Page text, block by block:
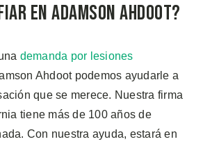
en Adamson Ahdoot?
demanda por lesiones
Ahdoot podemos ayudarle a
que se merece. Nuestra firma
tiene más de 100 años de
Con nuestra ayuda, estará en